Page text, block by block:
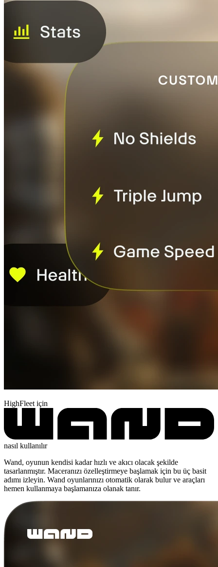
HighFleet için
nasıl kullanılır
Wand, oyunun kendisi kadar hızlı ve akıcı olacak şekilde
tasarlanmıştır. Maceranızı özelleştirmeye başlamak için bu üç basit
adımı izleyin. Wand oyunlarınızı otomatik olarak bulur ve araçları
hemen kullanmaya başlamanıza olanak tanır.